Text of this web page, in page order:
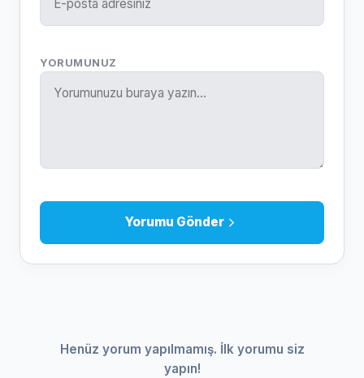
YORUMUNUZ
Yorumu Gönder
Henüz yorum yapılmamış. İlk yorumu siz
yapın!